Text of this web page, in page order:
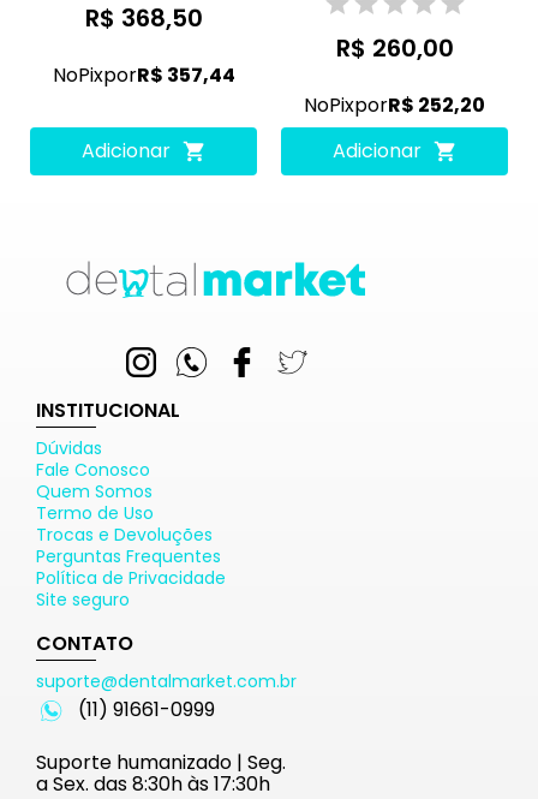
R$ 368,50
NoPixporR$ 357,44
Adicionar
R$ 260,00
NoPixporR$ 252,20
Adicionar
INSTITUCIONAL
Dúvidas
Fale Conosco
Quem Somos
Termo de Uso
Trocas e Devoluções
Perguntas Frequentes
Política de Privacidade
Site seguro
CONTATO
suporte@dentalmarket.com.br
(11) 91661-0999
Suporte humanizado | Seg.
a Sex. das 8:30h às 17:30h